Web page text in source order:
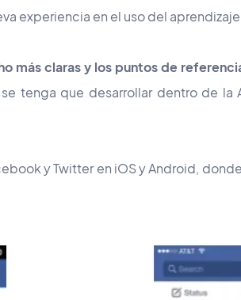
experiencia en el uso del
más claras y los puntos de
tenga que desarrollar dentro de la
y Twitter en iOS y Android,